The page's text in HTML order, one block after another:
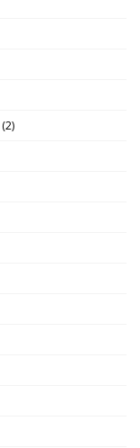
(2)